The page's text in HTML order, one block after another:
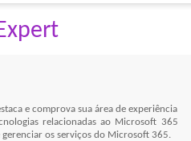
e comprova sua área de experiência
relacionadas ao Microsoft 365
os serviços do Microsoft 365.